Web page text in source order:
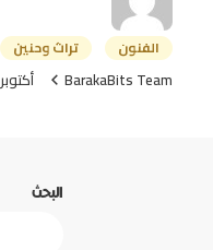
الفنون تراث وحنين
BarakaBits Team أكتوبر 1, 2014
البحث